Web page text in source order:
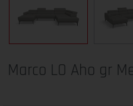
Marco LO Aho gr